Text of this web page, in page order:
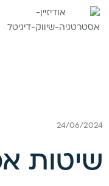
24/06/2024
שיטות